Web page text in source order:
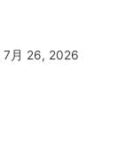
7月 26, 2026